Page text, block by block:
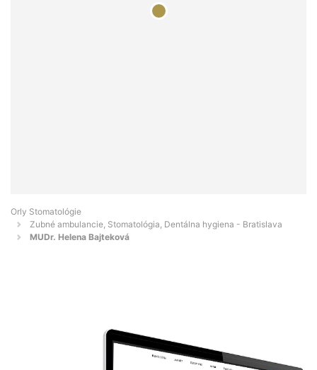
Orly Stomatológie
Zubné ambulancie, Stomatológia, Dentálna hygiena - Bratislava
MUDr. Helena Bajteková